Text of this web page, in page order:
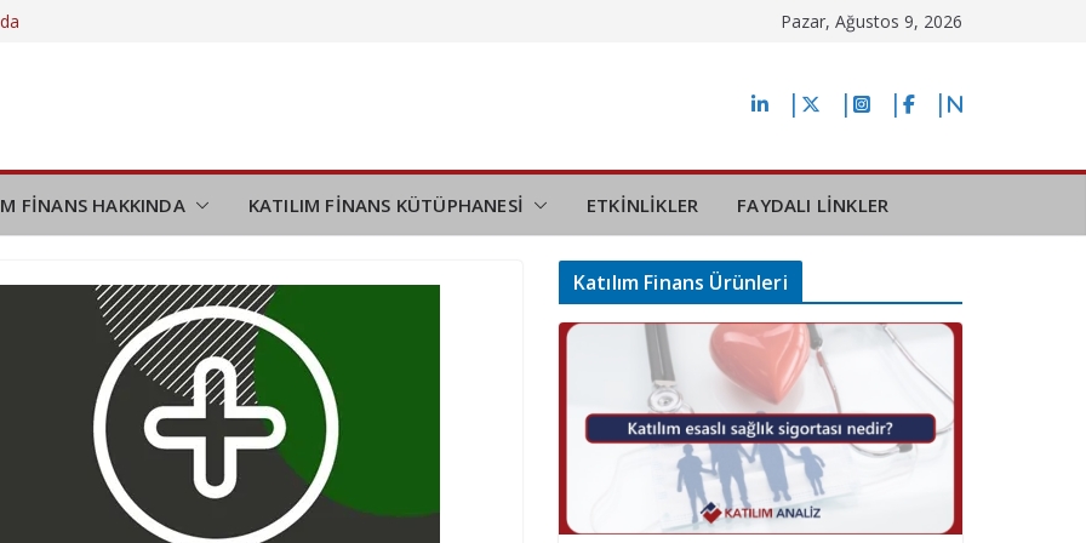
ediyor
Pazar, Ağustos 9, 2026
FİNANS HAKKINDA KATILIM FİNANS KÜTÜPHANESİ ETKİNLİKLER FAYDALI LİNKLER
Katılım Finans Ürünleri